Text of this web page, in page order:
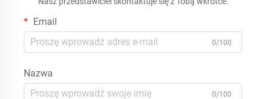
Email
0/100
Nazwa
0/100